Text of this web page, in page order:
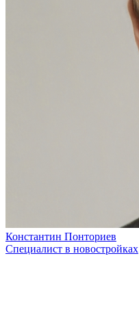
Константин Понториев
Специалист в новостройках